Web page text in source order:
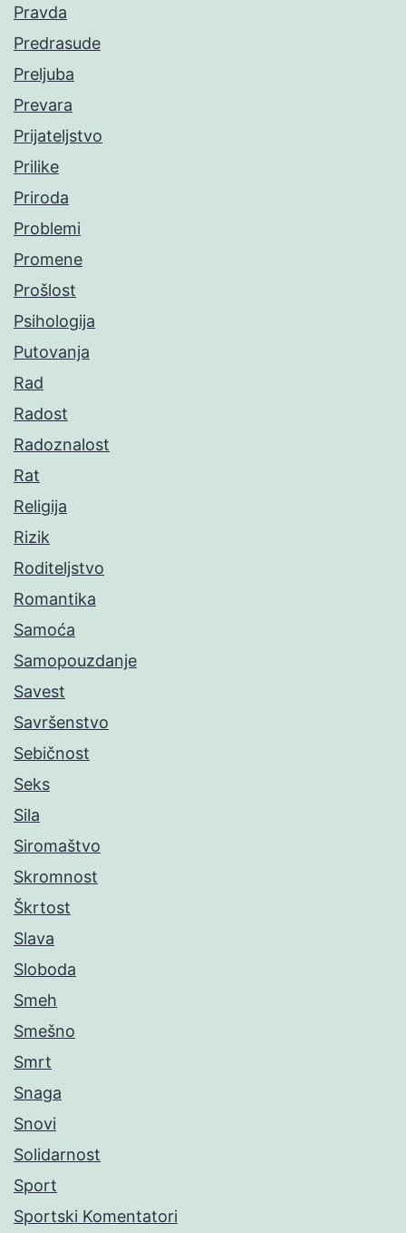
Pravda
Predrasude
Preljuba
Prevara
Prijateljstvo
Prilike
Priroda
Problemi
Promene
Prošlost
Psihologija
Putovanja
Rad
Radost
Radoznalost
Rat
Religija
Rizik
Roditeljstvo
Romantika
Samoća
Samopouzdanje
Savest
Savršenstvo
Sebičnost
Seks
Sila
Siromaštvo
Skromnost
Škrtost
Slava
Sloboda
Smeh
Smešno
Smrt
Snaga
Snovi
Solidarnost
Sport
Sportski Komentatori